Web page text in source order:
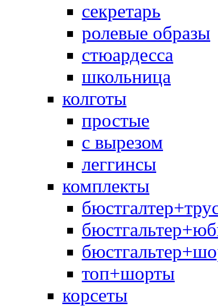
секретарь
ролевые образы
стюардесса
школьница
колготы
простые
с вырезом
леггинсы
комплекты
топ+шорты
корсеты